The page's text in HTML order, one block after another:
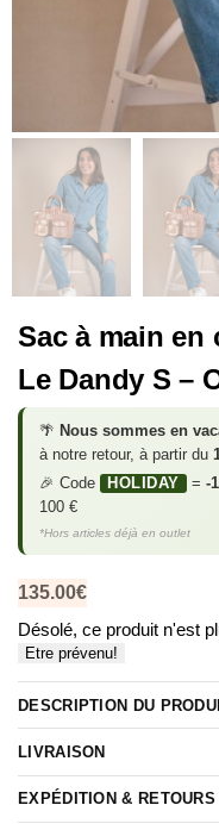
Sac à main en
Le Dandy S –
🌴 Nous sommes en
à notre retour, à partir du
🎉 Code
HOLIDAY = -
100 €
*Hors articles déjà en outlet
135.00€
Désolé, ce produit n'est
Etre prévenu!
DESCRIPTION DU
LIVRAISON
EXPÉDITION & RETOURS